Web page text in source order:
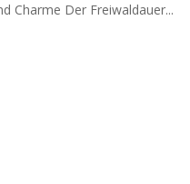
Charme Der Freiwaldauer...